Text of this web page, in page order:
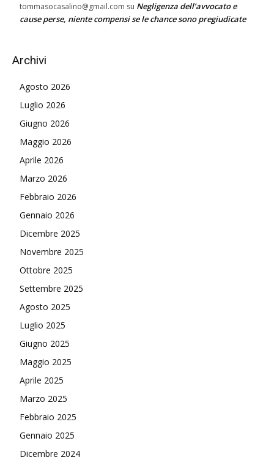
tommasocasalino@gmail.com su Negligenza dell’avvocato e
cause perse, niente compensi se le chance sono pregiudicate
Archivi
Agosto 2026
Luglio 2026
Giugno 2026
Maggio 2026
Aprile 2026
Marzo 2026
Febbraio 2026
Gennaio 2026
Dicembre 2025
Novembre 2025
Ottobre 2025
Settembre 2025
Agosto 2025
Luglio 2025
Giugno 2025
Maggio 2025
Aprile 2025
Marzo 2025
Febbraio 2025
Gennaio 2025
Dicembre 2024